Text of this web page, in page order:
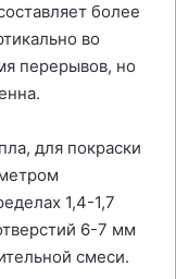
более
во
перерывов, но
для покраски
1,4-1,7
6-7 мм
смеси.